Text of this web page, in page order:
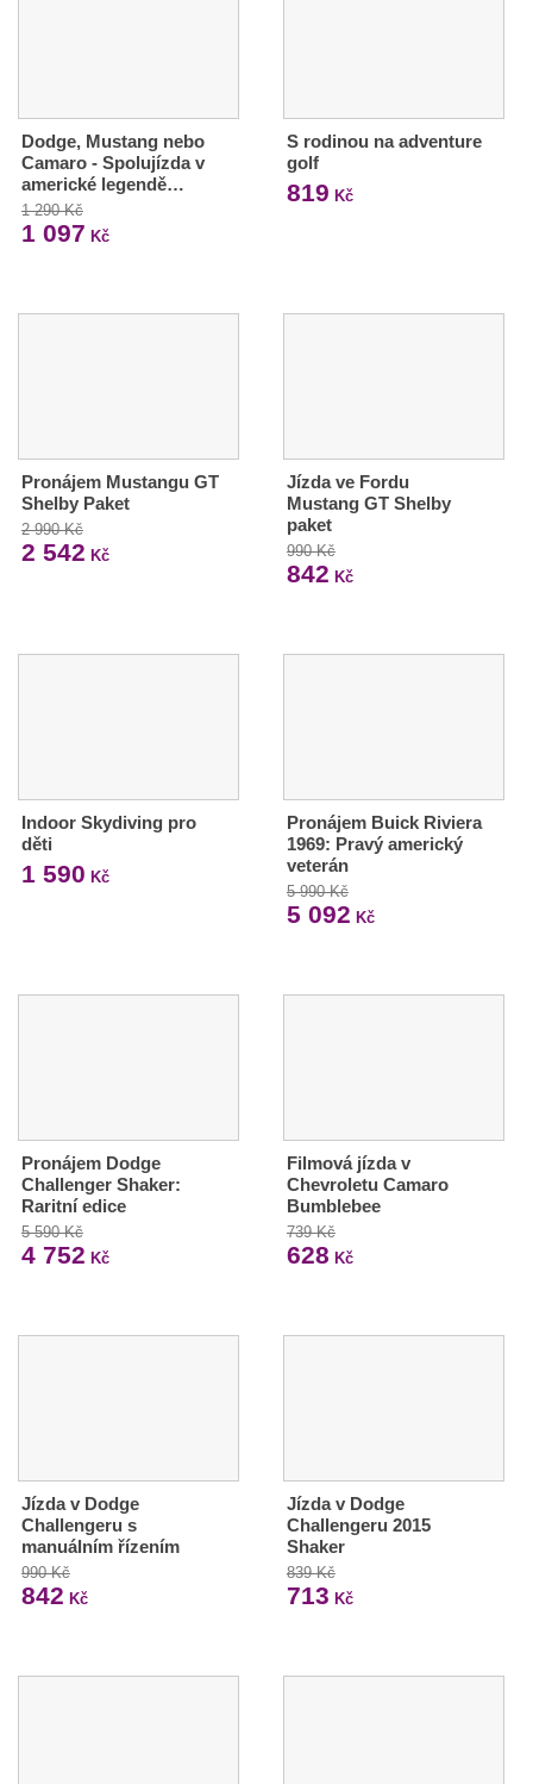
Dodge, Mustang nebo
Camaro - Spolujízda v
americké legendě…
1 290 Kč
1 097 Kč
S rodinou na adventure
golf
819 Kč
Pronájem Mustangu GT
Shelby Paket
2 990 Kč
2 542 Kč
Jízda ve Fordu
Mustang GT Shelby
paket
990 Kč
842 Kč
Indoor Skydiving pro
děti
1 590 Kč
Pronájem Buick Riviera
1969: Pravý americký
veterán
5 990 Kč
5 092 Kč
Pronájem Dodge
Challenger Shaker:
Raritní edice
5 590 Kč
4 752 Kč
Filmová jízda v
Chevroletu Camaro
Bumblebee
739 Kč
628 Kč
Jízda v Dodge
Challengeru s
manuálním řízením
990 Kč
842 Kč
Jízda v Dodge
Challengeru 2015
Shaker
839 Kč
713 Kč